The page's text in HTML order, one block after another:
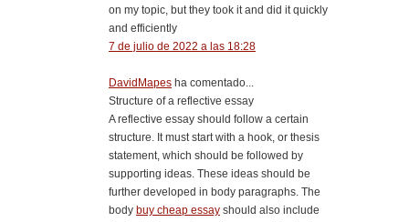
on my topic, but they took it and did it quickly
and efficiently
7 de julio de 2022 a las 18:28
DavidMapes ha comentado...
Structure of a reflective essay
A reflective essay should follow a certain
structure. It must start with a hook, or thesis
statement, which should be followed by
supporting ideas. These ideas should be
further developed in body paragraphs. The
body buy cheap essay should also include